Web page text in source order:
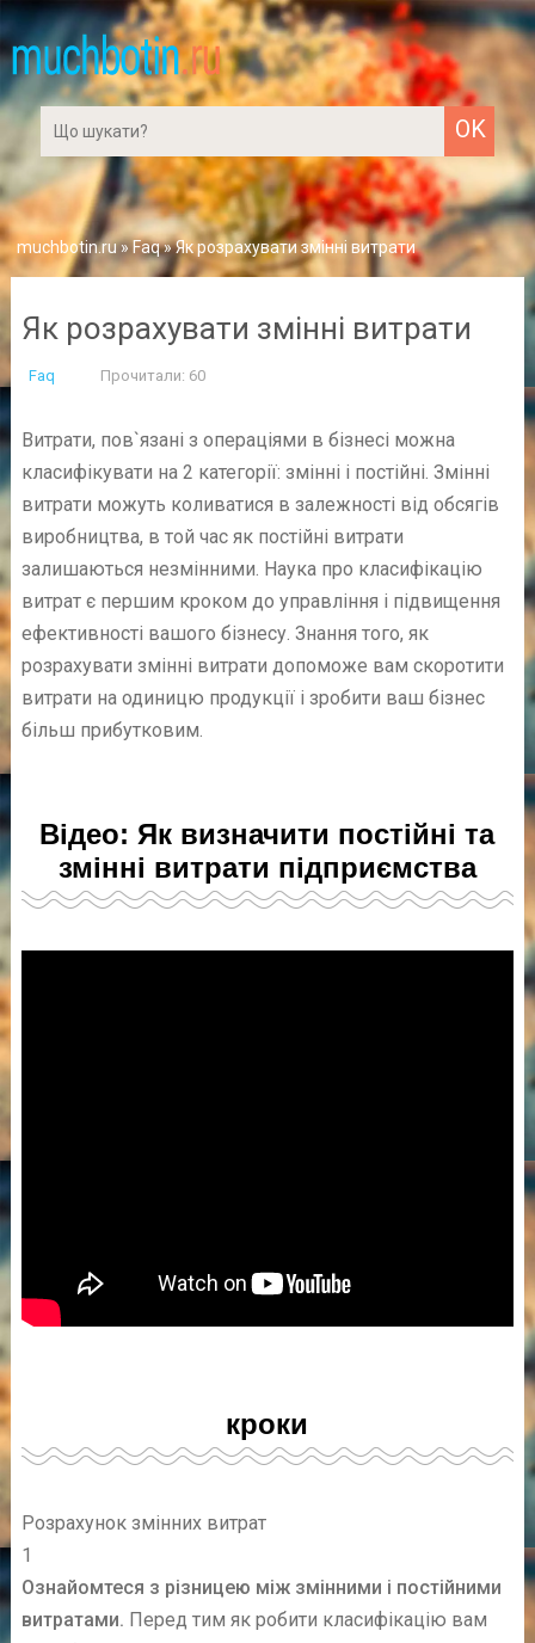
muchbotin.ru»Faq» Як розрахувати змінні витрати
Як розрахувати змінні витрати
Faq Прочитали: 60
Витрати, пов`язані з операціями в бізнесі можна
класифікувати на 2 категорії: змінні і постійні. Змінні
витрати можуть коливатися в залежності від обсягів
виробництва, в той час як постійні витрати
залишаються незмінними. Наука про класифікацію
витрат є першим кроком до управління і підвищення
ефективності вашого бізнесу. Знання того, як
розрахувати змінні витрати допоможе вам скоротити
витрати на одиницю продукції і зробити ваш бізнес
більш прибутковим.
Відео: Як визначити постійні та
змінні витрати підприємства
кроки
Розрахунок змінних витрат
1
Ознайомтеся з різницею між змінними і постійними
витратами. Перед тим як робити класифікацію вам